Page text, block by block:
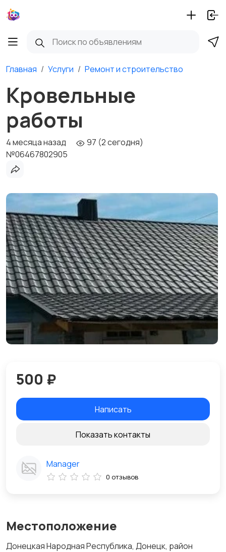
Главная Услуги Ремонт и строительство
Кровельные
работы
4 месяца назад
97 (2 сегодня)
№06467802905
Местоположение
Донецкая Народная Республика, Донецк, район
500 ₽
Написать
Показать контакты
Manager
0 отзывов